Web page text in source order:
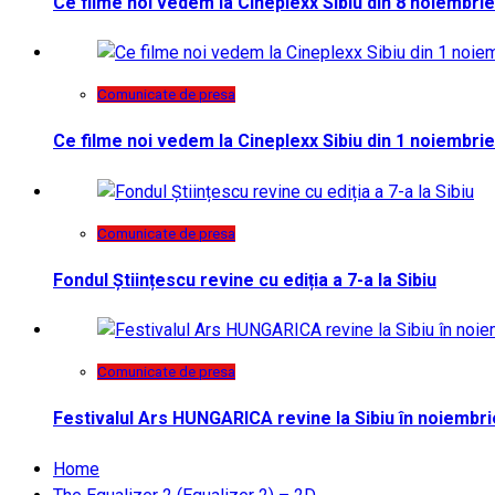
Comunicate de presa
Ce filme noi vedem la Cineplexx Sibiu din 1 noiembrie
Comunicate de presa
Fondul Științescu revine cu ediția a 7-a la Sibiu
Comunicate de presa
Festivalul Ars HUNGARICA revine la Sibiu în
Home